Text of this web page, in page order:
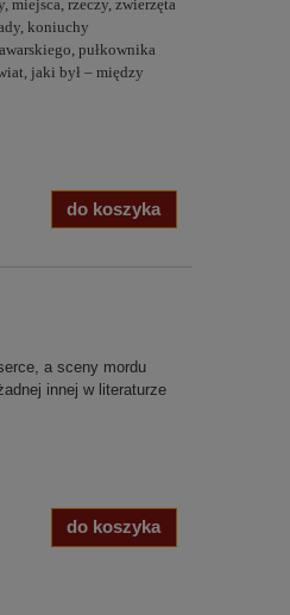
rzeczy, zwierzęta
koniuchy
pułkownika
jaki był – między
do koszyka
a sceny mordu
innej w literaturze
do koszyka